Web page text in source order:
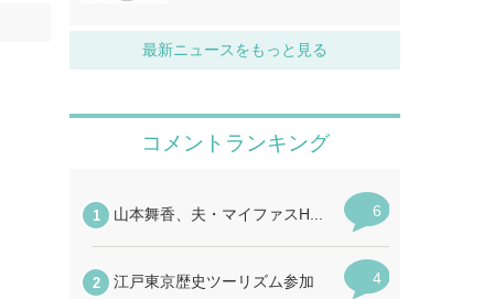
最新ニュースをもっと見る